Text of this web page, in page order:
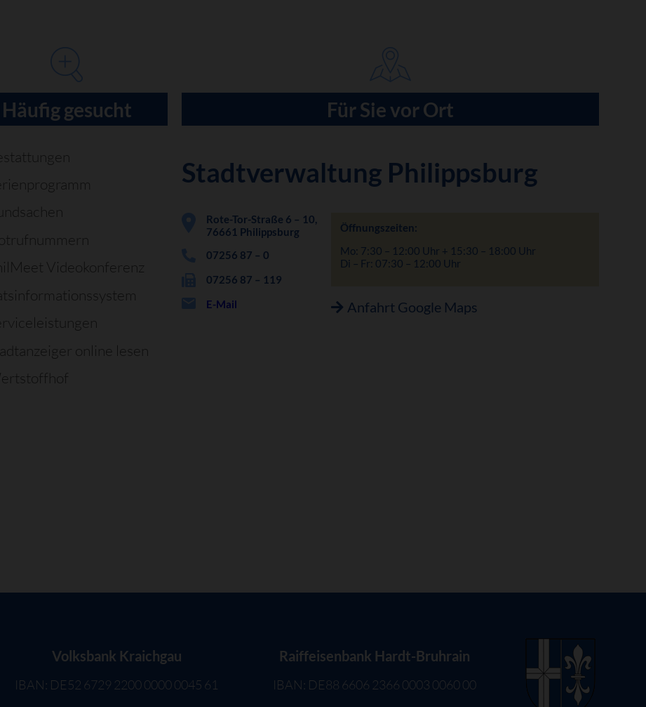
Häufig gesucht
Videokonferenz
online lesen
Für Sie vor Ort
Stadtverwaltung Philippsburg
Rote-Tor-Straße 6 – 10,
76661 Philippsburg
07256 87 – 0
07256 87 – 119
E-Mail
Öffnungszeiten:
Mo: 7:30 – 12:00 Uhr + 15:30 – 18:00 Uhr
Di – Fr: 07:30 – 12:00 Uhr
Anfahrt Google Maps
Volksbank Kraichgau
IBAN: DE52 6729 2200 0000 0045 61
Raiffeisenbank Hardt-Bruhrain
IBAN: DE88 6606 2366 0003 0060 00